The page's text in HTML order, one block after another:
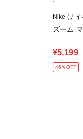
Nike (ナイ
ズーム
¥5,199
46％OFF